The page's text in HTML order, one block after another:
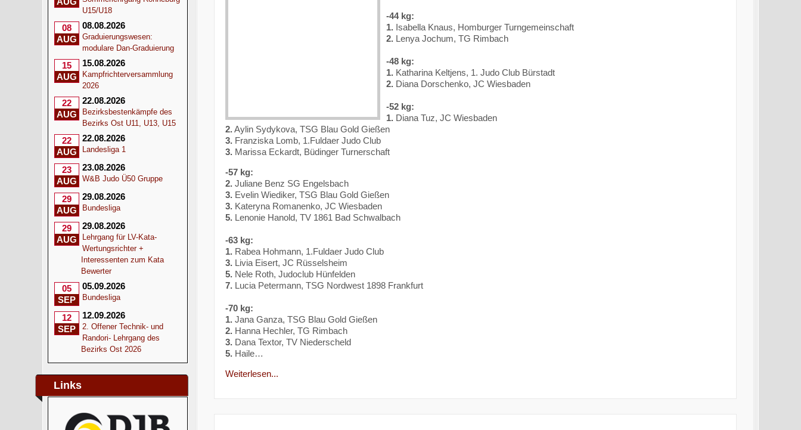
U15/U18
08
AUG
08.08.2026
Graduierungswesen:
modulare Dan-Graduierung
15
AUG
15.08.2026
Kampfrichterversammlung
2026
22
AUG
22.08.2026
Bezirksbestenkämpfe des
Bezirks Ost U11, U13, U15
22
AUG
22.08.2026
Landesliga 1
23
AUG
23.08.2026
W&B Judo Ü50 Gruppe
29
AUG
29.08.2026
Bundesliga
29
AUG
29.08.2026
Lehrgang für LV-Kata-
Wertungsrichter +
Interessenten zum Kata
Bewerter
05
SEP
05.09.2026
Bundesliga
12
SEP
12.09.2026
2. Offener Technik- und
Randori- Lehrgang des
Bezirks Ost 2026
Links
-44 kg:
1.Isabella Knaus, Homburger Turngemeinschaft
2.Lenya Jochum, TG Rimbach
-48 kg:
1.Katharina Keltjens, 1. Judo Club Bürstadt
2.Diana Dorschenko, JC Wiesbaden
-52 kg:
1.Diana Tuz, JC Wiesbaden
2.Aylin Sydykova, TSG Blau Gold Gießen
3.Franziska Lomb, 1.Fuldaer Judo Club
3.Marissa Eckardt, Büdinger Turnerschaft
-57 kg:
2.Juliane Benz SG Engelsbach
3.Evelin Wiediker, TSG Blau Gold Gießen
3.Kateryna Romanenko, JC Wiesbaden
5.Lenonie Hanold, TV 1861 Bad Schwalbach
-63 kg:
1.Rabea Hohmann, 1.Fuldaer Judo Club
3.Livia Eisert, JC Rüsselsheim
5.Nele Roth, Judoclub Hünfelden
7.Lucia Petermann, TSG Nordwest 1898 Frankfurt
-70 kg:
1.Jana Ganza, TSG Blau Gold Gießen
2.Hanna Hechler, TG Rimbach
3.Dana Textor, TV Niederscheld
5.Haile…
Weiterlesen...